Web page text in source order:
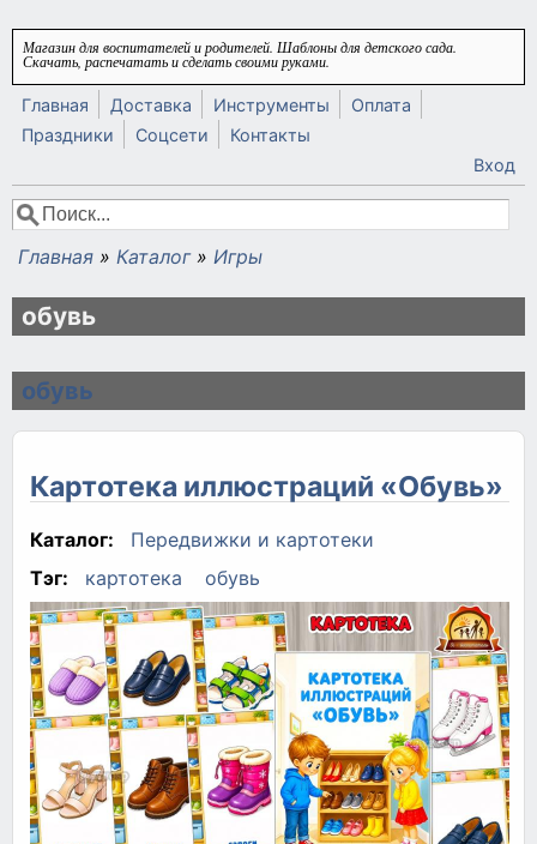
Перейти к основному содержанию
Магазин для воспитателей и родителей. Шаблоны для детского сада.
Скачать, распечатать и сделать своими руками.
Главная Доставка Инструменты
Оплата
Праздники
Соцсети
Контакты
Вход
Форма поиска
Поиск
Вы здесь
Главная » Каталог » Игры
обувь
обувь
Картотека иллюстраций «Обувь»
Каталог:
Передвижки и картотеки
Тэг:
картотека обувь